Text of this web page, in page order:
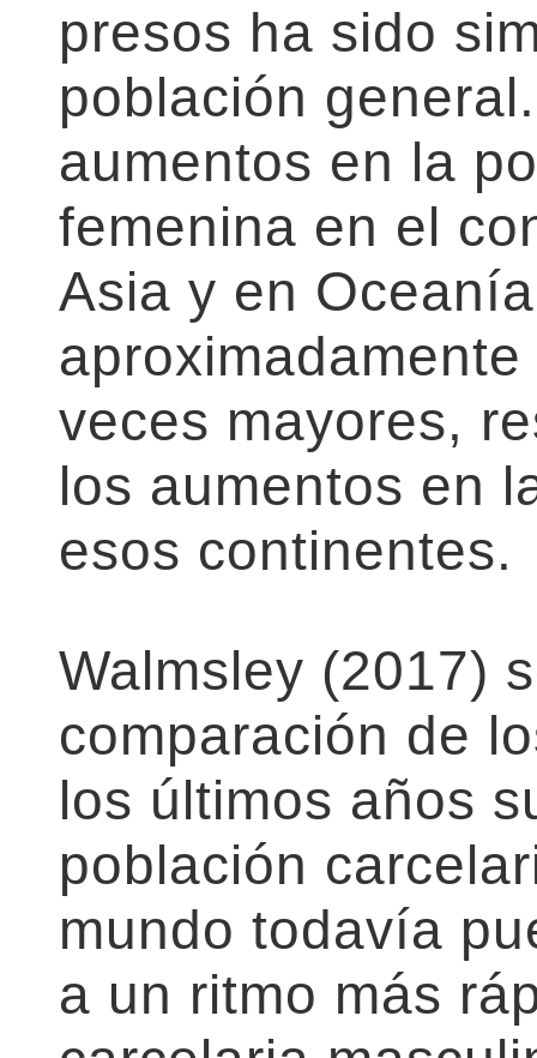
presos ha sido
población
aumentos en la
femenina en el
Asia y en
veces mayores,
los aumentos en
esos continentes.
Walmsley (2017)
comparación de
los últimos años
población
mundo todavía
a un ritmo más